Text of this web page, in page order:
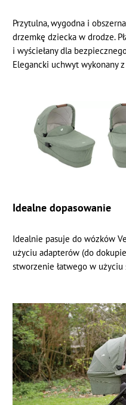
Przytulna, wygodna i
drzemkę dziecka w drodze.
i wyściełany dla
Elegancki uchwyt wykonany
Idealne dopasowanie
Idealnie pasuje do wózków
użyciu adapterów (do
stworzenie łatwego w